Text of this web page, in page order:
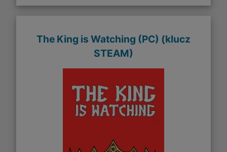
The King is Watching (PC) (klucz
STEAM)